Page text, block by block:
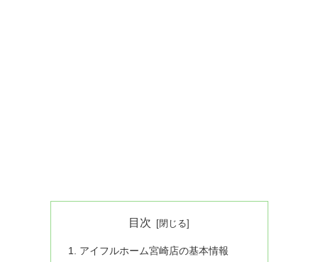
目次
アイフルホーム宮崎店の基本情報